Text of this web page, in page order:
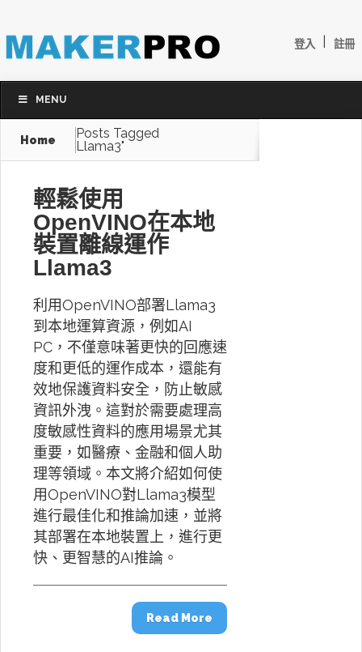
登入 註冊
MENU
Home
Posts Tagged
Llama3"
輕鬆使用
OpenVINO在本地
裝置離線運作
Llama3
利用OpenVINO部署Llama3
到本地運算資源，例如AI
PC，不僅意味著更快的回應速
度和更低的運作成本，還能有
效地保護資料安全，防止敏感
資訊外洩。這對於需要處理高
度敏感性資料的應用場景尤其
重要，如醫療、金融和個人助
理等領域。本文將介紹如何使
用OpenVINO對Llama3模型
進行最佳化和推論加速，並將
其部署在本地裝置上，進行更
快、更智慧的AI推論。
Read More